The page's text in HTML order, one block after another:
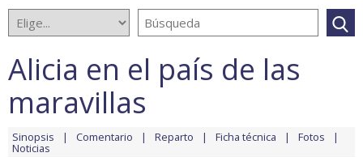
Alicia en el país de las
maravillas
Sinopsis Comentario Reparto Ficha técnica Fotos
Noticias